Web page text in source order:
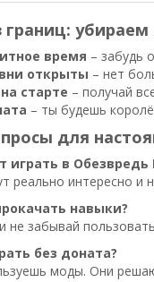
убираем
время – забудь
открыты – нет
старте – получай
– ты будешь
для
играть в Обезвредь
реально интересно и
навыки?
не забывай
без доната?
моды. Они